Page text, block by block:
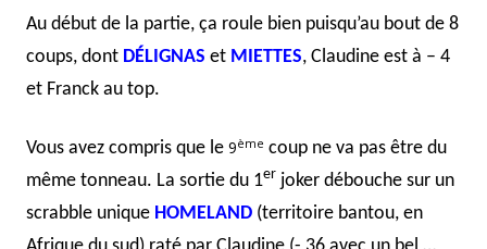
Au début de la partie, ça roule bien puisqu’au bout de 8
coups, dont DÉLIGNAS et MIETTES, Claudine est à – 4
et Franck au top.
Vous avez compris que le 9ème coup ne va pas être du
même tonneau. La sortie du 1er joker débouche sur un
scrabble unique HOMELAND (territoire bantou, en